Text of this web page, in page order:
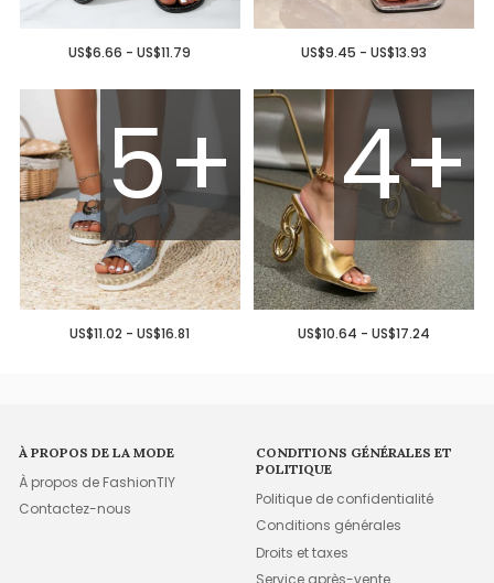
US$6.66 - US$11.79 US$9.45 - US$13.93
5+
US$11.02 - US$16.81
4+
US$10.64 - US$17.24
À PROPOS DE LA MODE
À propos de FashionTIY
Contactez-nous
CONDITIONS GÉNÉRALES ET
POLITIQUE
Politique de confidentialité
Conditions générales
Droits et taxes
Service après-vente